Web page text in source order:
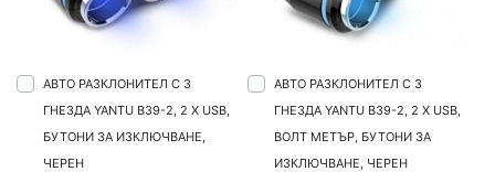
АВТО РАЗКЛОНИТЕЛ С 3
ГНЕЗДА YANTU B39-2, 2 X USB,
БУТОНИ ЗА ИЗКЛЮЧВАНЕ,
ЧЕРЕН
АВТО РАЗКЛОНИТЕЛ С 3
ГНЕЗДА YANTU B39-2, 2 X USB,
ВОЛТ МЕТЪР, БУТОНИ ЗА
ИЗКЛЮЧВАНЕ, ЧЕРЕН